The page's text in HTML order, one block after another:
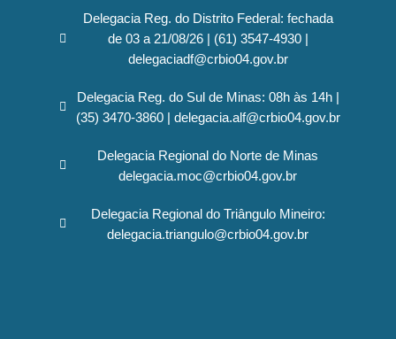
Delegacia Reg. do Distrito Federal: fechada
de 03 a 21/08/26 | (61) 3547-4930 |
delegaciadf@crbio04.gov.br
Delegacia Reg. do Sul de Minas: 08h às 14h |
(35) 3470-3860 | delegacia.alf@crbio04.gov.br
Delegacia Regional do Norte de Minas
delegacia.moc@crbio04.gov.br
Delegacia Regional do Triângulo Mineiro:
delegacia.triangulo@crbio04.gov.br